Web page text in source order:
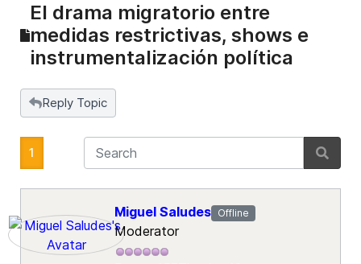
El drama migratorio entre
medidas restrictivas, shows e
instrumentalización política
Reply Topic
1
Miguel Saludes Offline
Moderator